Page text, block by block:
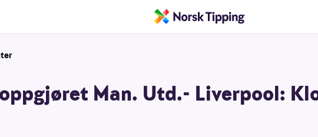
Man. Utd.- Liverpool: